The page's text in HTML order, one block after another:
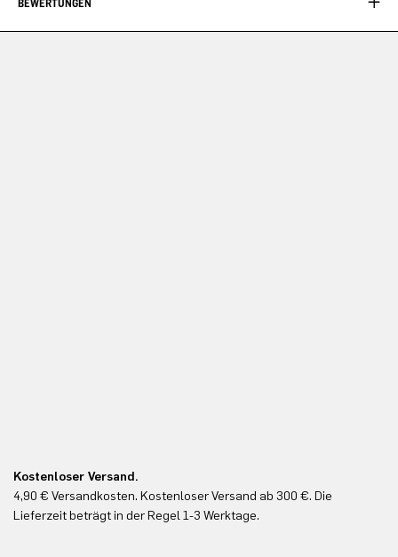
BEWERTUNGEN
Kostenloser Versand.
4,90 € Versandkosten. Kostenloser Versand ab 300 €. Die
Lieferzeit beträgt in der Regel 1-3 Werktage.